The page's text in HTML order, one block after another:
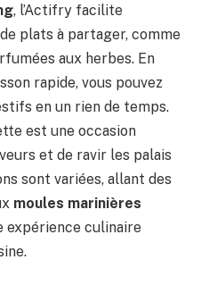
, l’Actifry facilite
plats à partager, comme
aux herbes. En
rapide, vous pouvez
en un rien de temps.
est une occasion
et de ravir les palais
sont variées, allant des
moules marinières
expérience culinaire